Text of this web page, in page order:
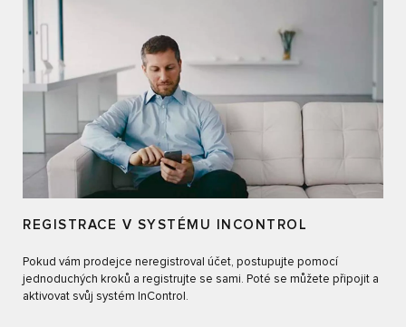
REGISTRACE V SYSTÉMU INCONTROL
Pokud vám prodejce neregistroval účet, postupujte pomocí
jednoduchých kroků a registrujte se sami. Poté se můžete připojit a
aktivovat svůj systém InControl.